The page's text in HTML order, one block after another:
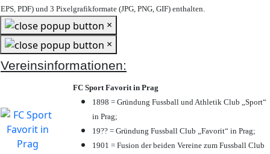
EPS, PDF) und 3 Pixelgrafikformate (JPG, PNG, GIF) enthalten.
×
×
Vereinsinformationen:
FC Sport Favorit in Prag
1898 = Gründung Fussball und Athletik Club „Sport“
in Prag;
19?? = Gründung Fussball Club „Favorit“ in Prag;
1901 = Fusion der beiden Vereine zum Fussball Club